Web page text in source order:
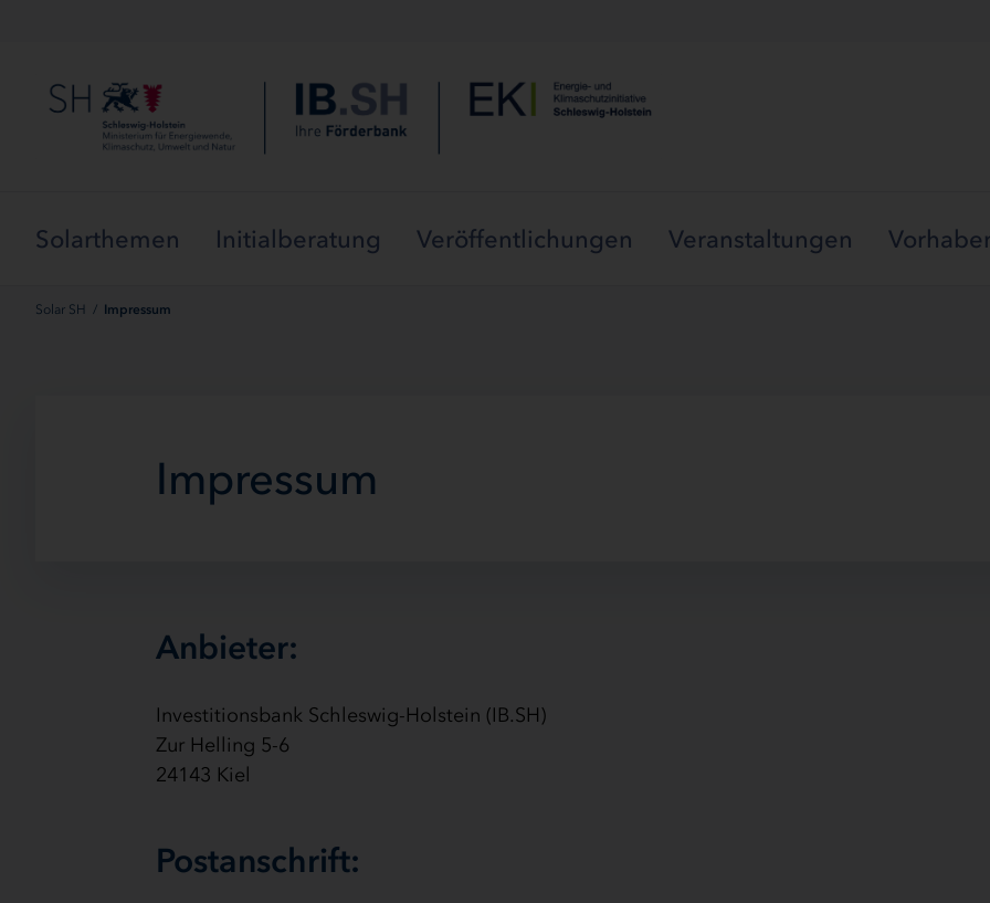
Solarthemen Initialberatung Veröffentlichungen Veranstaltungen
Solar SH / Impressum
Impressum
Anbieter:
Investitionsbank Schleswig-Holstein (IB.SH)
Zur Helling 5-6
24143 Kiel
Postanschrift: